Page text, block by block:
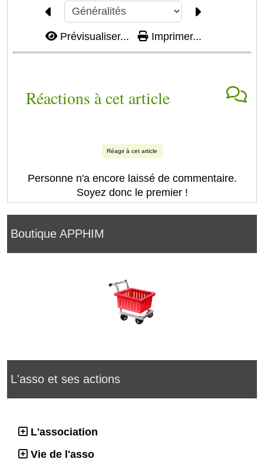
Boutique APPHIM
L'asso et ses actions
L'association
Vie de l'asso
Prévisualiser... Imprimer...
Réactions à cet article
Réagir à cet article
Personne n'a encore laissé de commentaire.
Soyez donc le premier !